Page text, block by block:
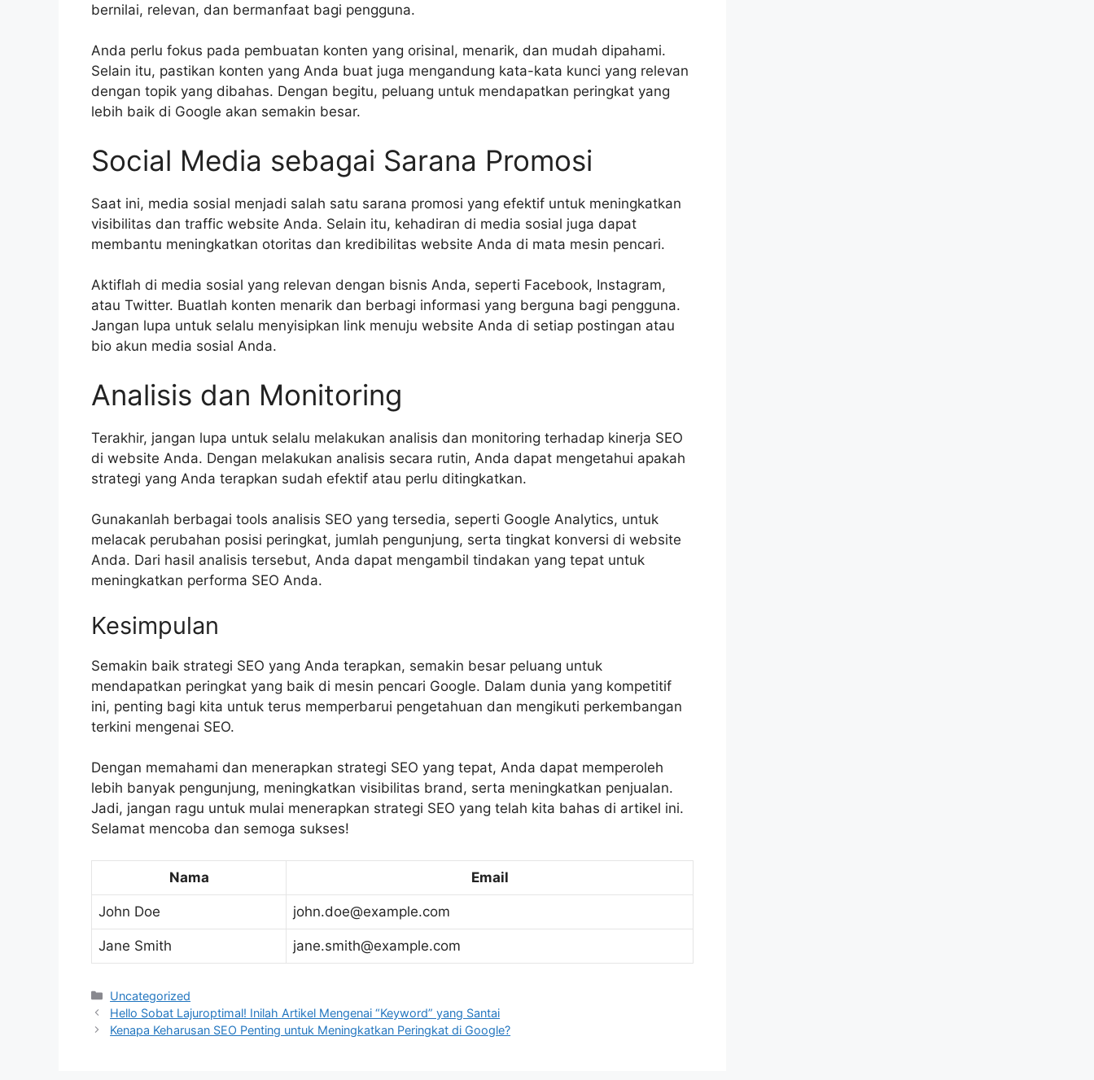
bernilai, relevan, dan bermanfaat bagi pengguna.
Anda perlu fokus pada pembuatan konten yang orisinal, menarik, dan mudah dipahami.
Selain itu, pastikan konten yang Anda buat juga mengandung kata-kata kunci yang relevan
dengan topik yang dibahas. Dengan begitu, peluang untuk mendapatkan peringkat yang
lebih baik di Google akan semakin besar.
Social Media sebagai Sarana Promosi
Saat ini, media sosial menjadi salah satu sarana promosi yang efektif untuk meningkatkan
visibilitas dan traffic website Anda. Selain itu, kehadiran di media sosial juga dapat
membantu meningkatkan otoritas dan kredibilitas website Anda di mata mesin pencari.
Aktiflah di media sosial yang relevan dengan bisnis Anda, seperti Facebook, Instagram,
atau Twitter. Buatlah konten menarik dan berbagi informasi yang berguna bagi pengguna.
Jangan lupa untuk selalu menyisipkan link menuju website Anda di setiap postingan atau
bio akun media sosial Anda.
Analisis dan Monitoring
Terakhir, jangan lupa untuk selalu melakukan analisis dan monitoring terhadap kinerja SEO
di website Anda. Dengan melakukan analisis secara rutin, Anda dapat mengetahui apakah
strategi yang Anda terapkan sudah efektif atau perlu ditingkatkan.
Gunakanlah berbagai tools analisis SEO yang tersedia, seperti Google Analytics, untuk
melacak perubahan posisi peringkat, jumlah pengunjung, serta tingkat konversi di website
Anda. Dari hasil analisis tersebut, Anda dapat mengambil tindakan yang tepat untuk
meningkatkan performa SEO Anda.
Kesimpulan
Semakin baik strategi SEO yang Anda terapkan, semakin besar peluang untuk
mendapatkan peringkat yang baik di mesin pencari Google. Dalam dunia yang kompetitif
ini, penting bagi kita untuk terus memperbarui pengetahuan dan mengikuti perkembangan
terkini mengenai SEO.
Dengan memahami dan menerapkan strategi SEO yang tepat, Anda dapat memperoleh
lebih banyak pengunjung, meningkatkan visibilitas brand, serta meningkatkan penjualan.
Jadi, jangan ragu untuk mulai menerapkan strategi SEO yang telah kita bahas di artikel ini.
Selamat mencoba dan semoga sukses!
Nama Email
John Doe john.doe@example.com
Jane Smith jane.smith@example.com
Categories
Uncategorized
Hello Sobat Lajuroptimal! Inilah Artikel Mengenai “Keyword” yang Santai
Kenapa Keharusan SEO Penting untuk Meningkatkan Peringkat di Google?